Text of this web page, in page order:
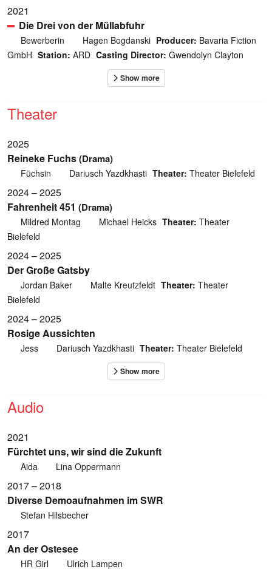
2021
Die Drei von der Müllabfuhr
Bewerberin Hagen Bogdanski Producer: Bavaria Fiction
GmbH Station: ARD Casting Director: Gwendolyn Clayton
Theater
2025
Reineke Fuchs(Drama)
Füchsin Dariusch Yazdkhasti Theater: Theater Bielefeld
2024 – 2025
Fahrenheit 451 (Drama)
Mildred Montag Michael Heicks Theater: Theater
Bielefeld
2024 – 2025
Der Große Gatsby
Jordan Baker Malte Kreutzfeldt Theater: Theater
Bielefeld
2024 – 2025
Rosige Aussichten
Jess Dariusch Yazdkhasti Theater: Theater Bielefeld
Audio
2021
Fürchtet uns, wir sind die Zukunft
Aida Lina Oppermann
2017 – 2018
Diverse Demoaufnahmen im SWR
Stefan Hilsbecher
2017
An der Ostesee
HR Girl Ulrich Lampen